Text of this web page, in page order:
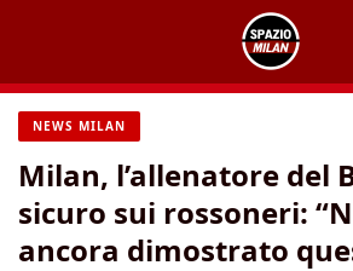
contenuto
NEWS MILAN
Milan, l’allenatore del
sicuro sui rossoneri:
ancora dimostrato